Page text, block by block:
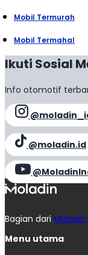
Mobil Termurah
Mobil Termahal
Ikuti Sosial
Info otomotif
@moladin.id
Bagian dari
Menu utama